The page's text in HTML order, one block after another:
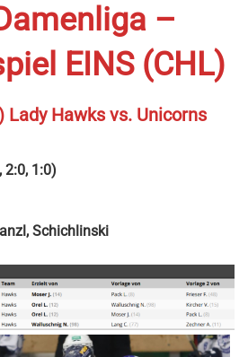
–
EINS (CHL)
Lady Hawks vs. Unicorns
2:0, 1:0)
Schichlinski